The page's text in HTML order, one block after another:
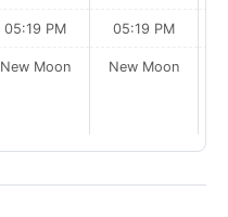
05:19 PM
New Moon
05:19 PM
New Moon